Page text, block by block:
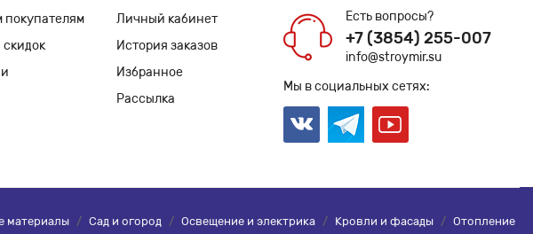
покупателям
Личный кабинет
История заказов
Избранное
Рассылка
Есть вопросы?
+7 (3854) 255-007
info@stroymir.su
Мы в социальных сетях:
материалы / Сад и огород / Освещение и электрика / Кровли и фасады / Отопление